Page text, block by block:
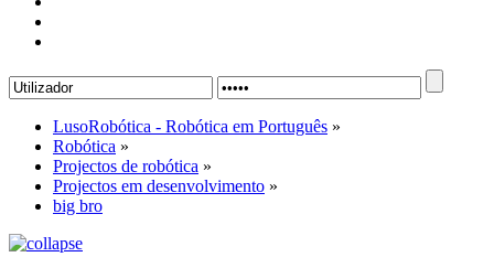
LusoRobótica - Robótica em Português »
Robótica »
Projectos de robótica »
Projectos em desenvolvimento »
big bro